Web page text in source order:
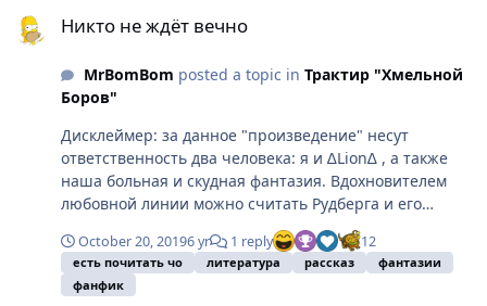
Никто не ждёт вечно
MrBomBom posted a topic in Трактир "Хмельной
Боров"
Дисклеймер: за данное "произведение" несут
ответственность два человека: я и ∆Lion∆ , а также
наша больная и скудная фантазия. Вдохновителем
любовной линии можно считать Рудберга и его
небольшое сочинение в чатике дискорда. Любые
совпадения с реальными персонажами, названиями
и событиями неслучайны, но сделаны исключительно
ради глупых смехахашечек и бугагашенек. Все это
October 20, 20196 yr 1 reply 12
есть почитать чо литература рассказ
фантазии
фанфик